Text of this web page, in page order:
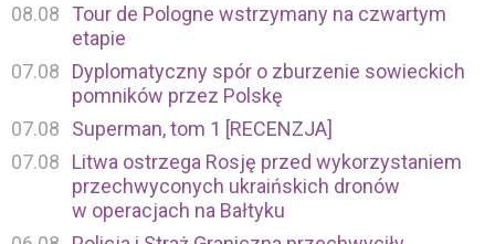
08.08
Tour de Pologne wstrzymany na czwartym
etapie
07.08
Dyplomatyczny spór o zburzenie sowieckich
pomników przez Polskę
07.08
Superman, tom 1 [RECENZJA]
07.08
Litwa ostrzega Rosję przed wykorzystaniem
przechwyconych ukraińskich dronów
w operacjach na Bałtyku